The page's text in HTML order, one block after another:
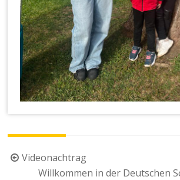
Beitragsnavigation
Videonachtrag
Willkommen in der Deutschen